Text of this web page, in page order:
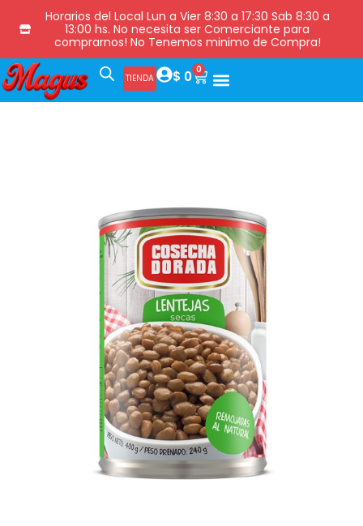
Horarios del Local Lun a Vier 8:30 a 17:30 Sab 8:30 a
13:00 hs. No necesita ser Comerciante para
comprarnos! No Tenemos minimo de Compra!
TIENDA $ 0 0